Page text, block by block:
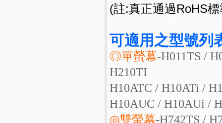
(註:真正通過RoHS
可適用之型號列
◎單螢幕-H011TS /
H210TI
H10ATC / H10ATi /
H10AUC / H10AUi /
◎雙螢幕-H742TS /